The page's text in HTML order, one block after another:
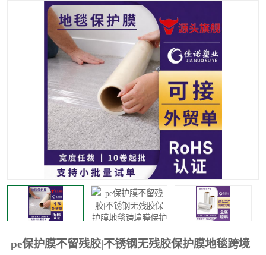
pe保护膜不留残胶|不锈钢无残胶保护膜地毯跨境
地毯保护膜 家具保护膜
拉伸缠绕膜 透明保护膜
黑白保护膜 乳白保护膜
明蓝保护膜 纯黑保护膜
印字保护膜 彩钢板保护膜
不绣钢板保护膜 两边上胶保护膜
铝板保护膜
不锈钢板保护膜 一次性隔离膜